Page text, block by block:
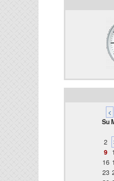
<
Su
2
9
16
23